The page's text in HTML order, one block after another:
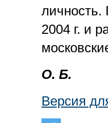
личность.
2004 г. и
О. Б.
Версия